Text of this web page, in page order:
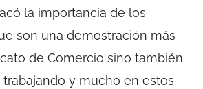
la importancia de los
son una demostración más
de Comercio sino también
y mucho en estos